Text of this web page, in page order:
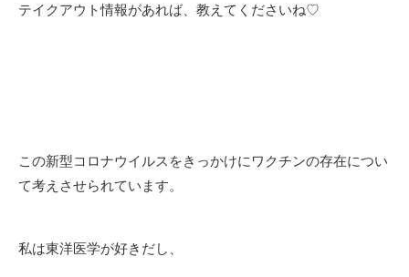
テイクアウト情報があれば、教えてくださいね♡
この新型コロナウイルスをきっかけにワクチンの存在につい
て考えさせられています。
私は東洋医学が好きだし、